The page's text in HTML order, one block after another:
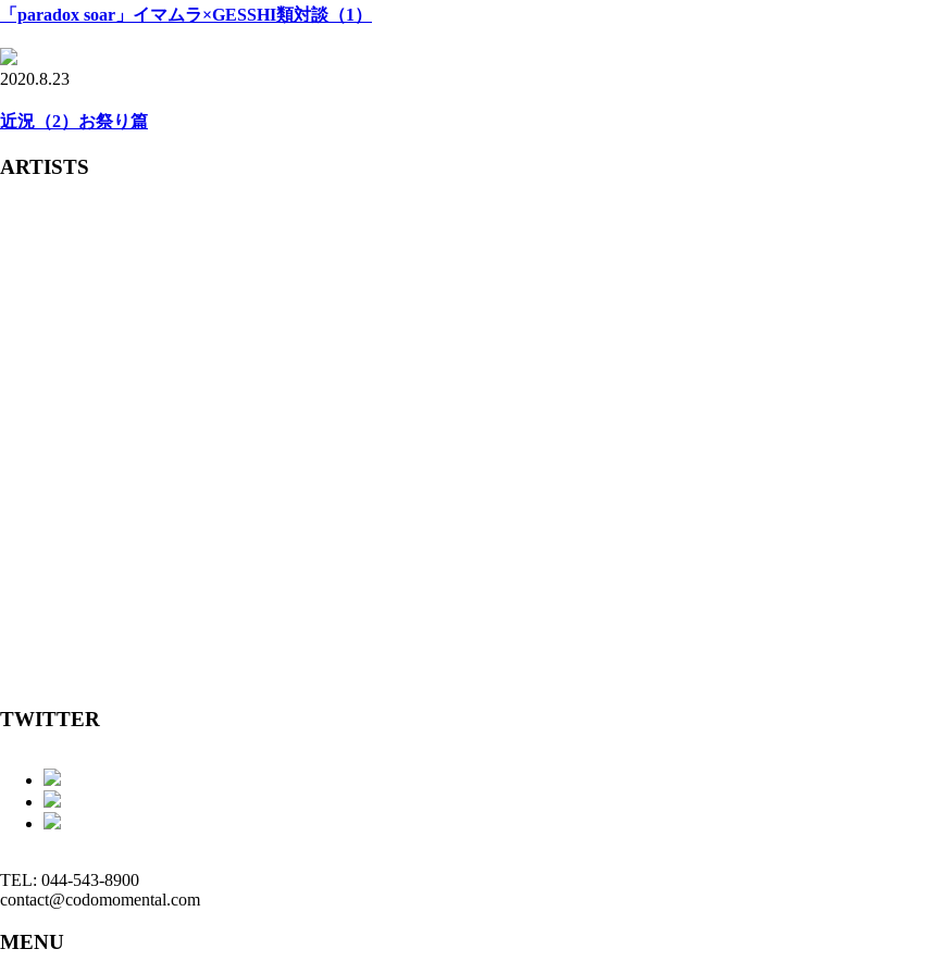
「paradox soar」イマムラ×GESSHI類対談（1）
2020.8.23
近況（2）お祭り篇
ARTISTS
TWITTER
TEL: 044-543-8900
contact@codomomental.com
MENU